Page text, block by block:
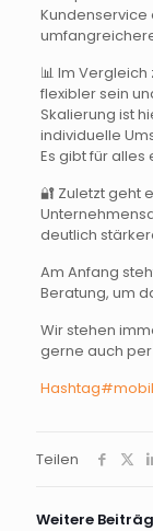
Kundenservice
📊 Im
flexibler sein
Skalierung ist
individuelle
Es gibt für alles
🔐 Zuletzt geht
deutlich
Am Anfang
Beratung, um
Wir stehen
gerne auch per
Teilen
Weitere